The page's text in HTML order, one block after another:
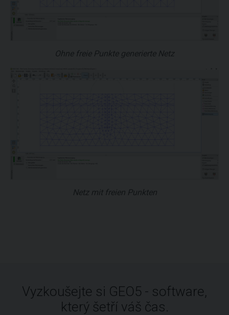
Ohne freie Punkte generierte Netz
Netz mit freien Punkten
Vyzkoušejte si GEO5 - software,
který šetří váš čas.